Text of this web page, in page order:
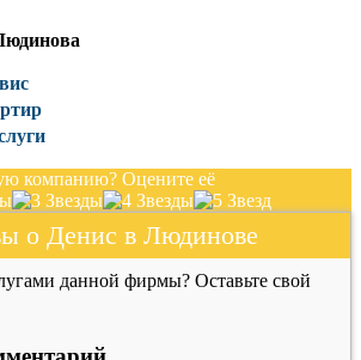
компанию? Оцените её
о Денис в Людинове
данной фирмы? Оставьте свой